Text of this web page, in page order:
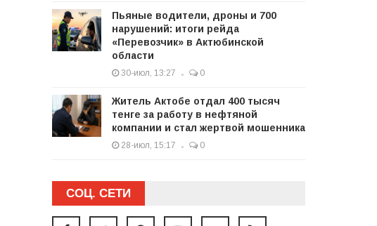
Пьяные водители, дроны и 700
нарушений: итоги рейда
«Перевозчик» в Актюбинской
области
30-июл, 13:27 0
Житель Актобе отдал 400 тысяч
тенге за работу в нефтяной
компании и стал жертвой мошенника
28-июл, 15:17 0
СОЦ. СЕТИ